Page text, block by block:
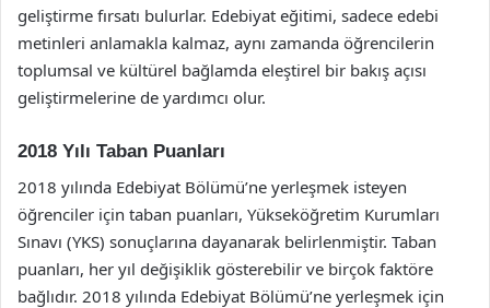
geliştirme fırsatı bulurlar. Edebiyat eğitimi, sadece edebi
metinleri anlamakla kalmaz, aynı zamanda öğrencilerin
toplumsal ve kültürel bağlamda eleştirel bir bakış açısı
geliştirmelerine de yardımcı olur.
2018 Yılı Taban Puanları
2018 yılında Edebiyat Bölümü’ne yerleşmek isteyen
öğrenciler için taban puanları, Yükseköğretim Kurumları
Sınavı (YKS) sonuçlarına dayanarak belirlenmiştir. Taban
puanları, her yıl değişiklik gösterebilir ve birçok faktöre
bağlıdır. 2018 yılında Edebiyat Bölümü’ne yerleşmek için